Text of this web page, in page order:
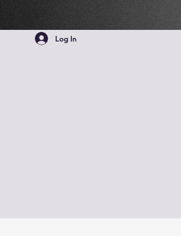
Log In